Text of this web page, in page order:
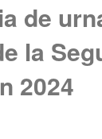
de
la
2024